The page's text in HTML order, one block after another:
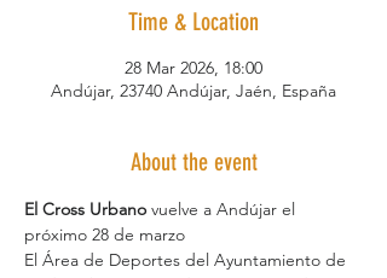
Time & Location
28 Mar 2026, 18:00
Andújar, 23740 Andújar, Jaén, España
About the event
El Cross Urbano vuelve a Andújar el
próximo 28 de marzo
El Área de Deportes del Ayuntamiento de